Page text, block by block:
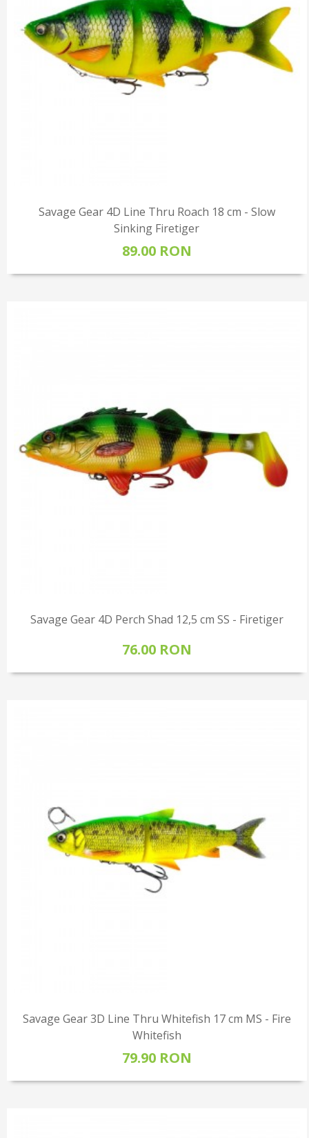
Savage Gear 4D Line Thru Roach 18 cm - Slow
Sinking Firetiger
89.00 RON
Savage Gear 4D Perch Shad 12,5 cm SS - Firetiger
76.00 RON
Savage Gear 3D Line Thru Whitefish 17 cm MS - Fire
Whitefish
79.90 RON